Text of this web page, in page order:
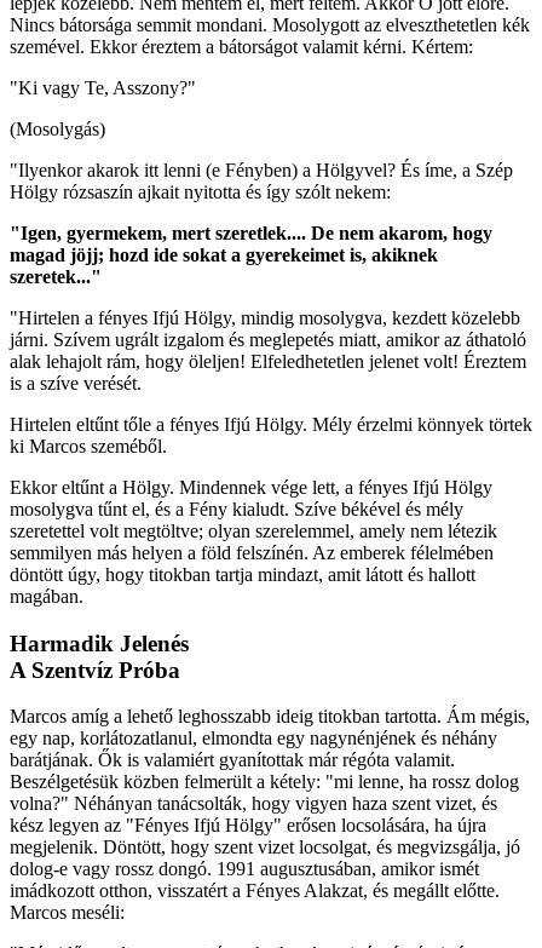
Nincs bátorsága semmit mondani. Mosolygott az elveszthetetlen kék
szemével. Ekkor éreztem a bátorságot valamit kérni. Kértem:
"Ki vagy Te, Asszony?"
(Mosolygás)
"Ilyenkor akarok itt lenni (e Fényben) a Hölgyvel? És íme, a Szép
Hölgy rózsaszín ajkait nyitotta és így szólt nekem:
"Igen, gyermekem, mert szeretlek.... De nem akarom, hogy
magad jöjj; hozd ide sokat a gyerekeimet is, akiknek
szeretek..."
"Hirtelen a fényes Ifjú Hölgy, mindig mosolygva, kezdett közelebb
járni. Szívem ugrált izgalom és meglepetés miatt, amikor az áthatoló
alak lehajolt rám, hogy öleljen! Elfeledhetetlen jelenet volt! Éreztem
is a szíve verését.
Hirtelen eltűnt tőle a fényes Ifjú Hölgy. Mély érzelmi könnyek törtek
ki Marcos szeméből.
Ekkor eltűnt a Hölgy. Mindennek vége lett, a fényes Ifjú Hölgy
mosolygva tűnt el, és a Fény kialudt. Szíve békével és mély
szeretettel volt megtöltve; olyan szerelemmel, amely nem létezik
semmilyen más helyen a föld felszínén. Az emberek félelmében
döntött úgy, hogy titokban tartja mindazt, amit látott és hallott
magában.
Harmadik Jelenés
A Szentvíz Próba
Marcos amíg a lehető leghosszabb ideig titokban tartotta. Ám mégis,
egy nap, korlátozatlanul, elmondta egy nagynénjének és néhány
barátjának. Ők is valamiért gyanítottak már régóta valamit.
Beszélgetésük közben felmerült a kétely: "mi lenne, ha rossz dolog
volna?" Néhányan tanácsolták, hogy vigyen haza szent vizet, és
kész legyen az "Fényes Ifjú Hölgy" erősen locsolására, ha újra
megjelenik. Döntött, hogy szent vizet locsolgat, és megvizsgálja, jó
dolog-e vagy rossz dongó. 1991 augusztusában, amikor ismét
imádkozott otthon, visszatért a Fényes Alakzat, és megállt előtte.
Marcos meséli: